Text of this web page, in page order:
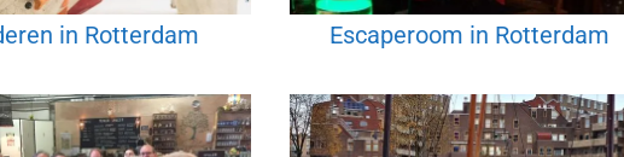
in Rotterdam Escaperoom in Rotterdam